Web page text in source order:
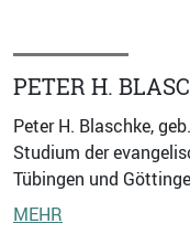
PETER H.
Peter H. Blaschke,
Studium der
Tübingen und
MEHR